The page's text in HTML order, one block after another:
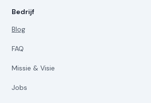
Bedrijf
Blog
FAQ
Missie & Visie
Jobs